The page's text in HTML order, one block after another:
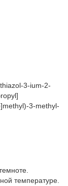
3-ium-2-
3-methyl-
температуре.